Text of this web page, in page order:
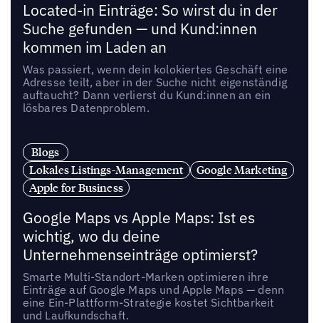
Located-in Einträge: So wirst du in der
Suche gefunden — und Kund:innen
kommen im Laden an
Was passiert, wenn dein kolokiertes Geschäft eine
Adresse teilt, aber in der Suche nicht eigenständig
auftaucht? Dann verlierst du Kund:innen an ein
lösbares Datenproblem.
Blogs
Lokales Listings-Management
Google Marketing
Apple for Business
Google Maps vs Apple Maps: Ist es
wichtig, wo du deine
Unternehmenseinträge optimierst?
Smarte Multi-Standort-Marken optimieren ihre
Einträge auf Google Maps und Apple Maps — denn
eine Ein-Plattform-Strategie kostet Sichtbarkeit
und Laufkundschaft.